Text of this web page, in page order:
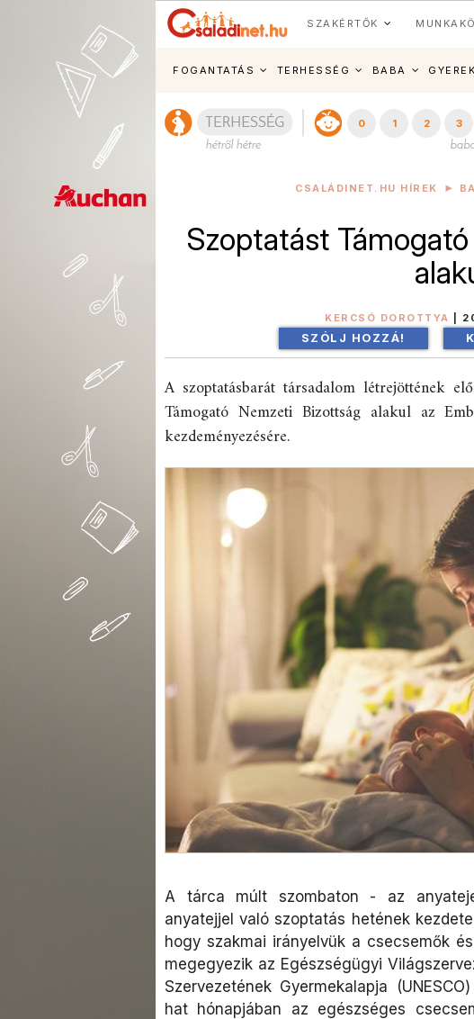
SZAKÉRTŐK
FOGANTATÁS TERHESSÉG BABA
0 1 2 3
CSALÁDINET.HU HÍREK
Szoptatást
KERCSÓ DOROTTYA
SZÓLJ HOZZÁ!
A szoptatásbarát társadalom létrejöttének
Támogató Nemzeti Bizottság alakul az
kezdeményezésére.
A tárca múlt szombaton - az
anyatejjel való szoptatás hetének
hogy szakmai irányelvük a csecsemők
megegyezik az Egészségügyi
Szervezetének Gyermekalapja
hat hónapjában az egészséges